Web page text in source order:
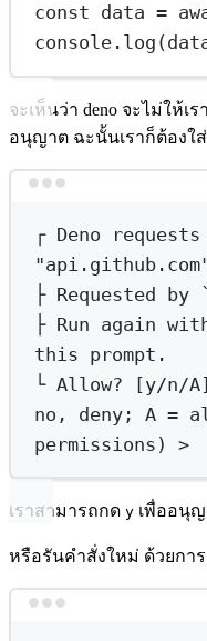
const data =
console. log
จะเห็นว่า deno จะไม่ให้เ
อนุญาต ฉะนั้นเราก็ต้องใส่
┌ Deno requests
├ Requested by
├ Run again
this prompt.
└ Allow? [y/n/
no, deny; A =
permissions) >
เราสามารถกด y เพื่ออนุ
หรือรันคำสั่งใหม่ ด้วยกา